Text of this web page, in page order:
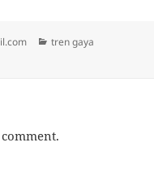
Categories
tren gaya